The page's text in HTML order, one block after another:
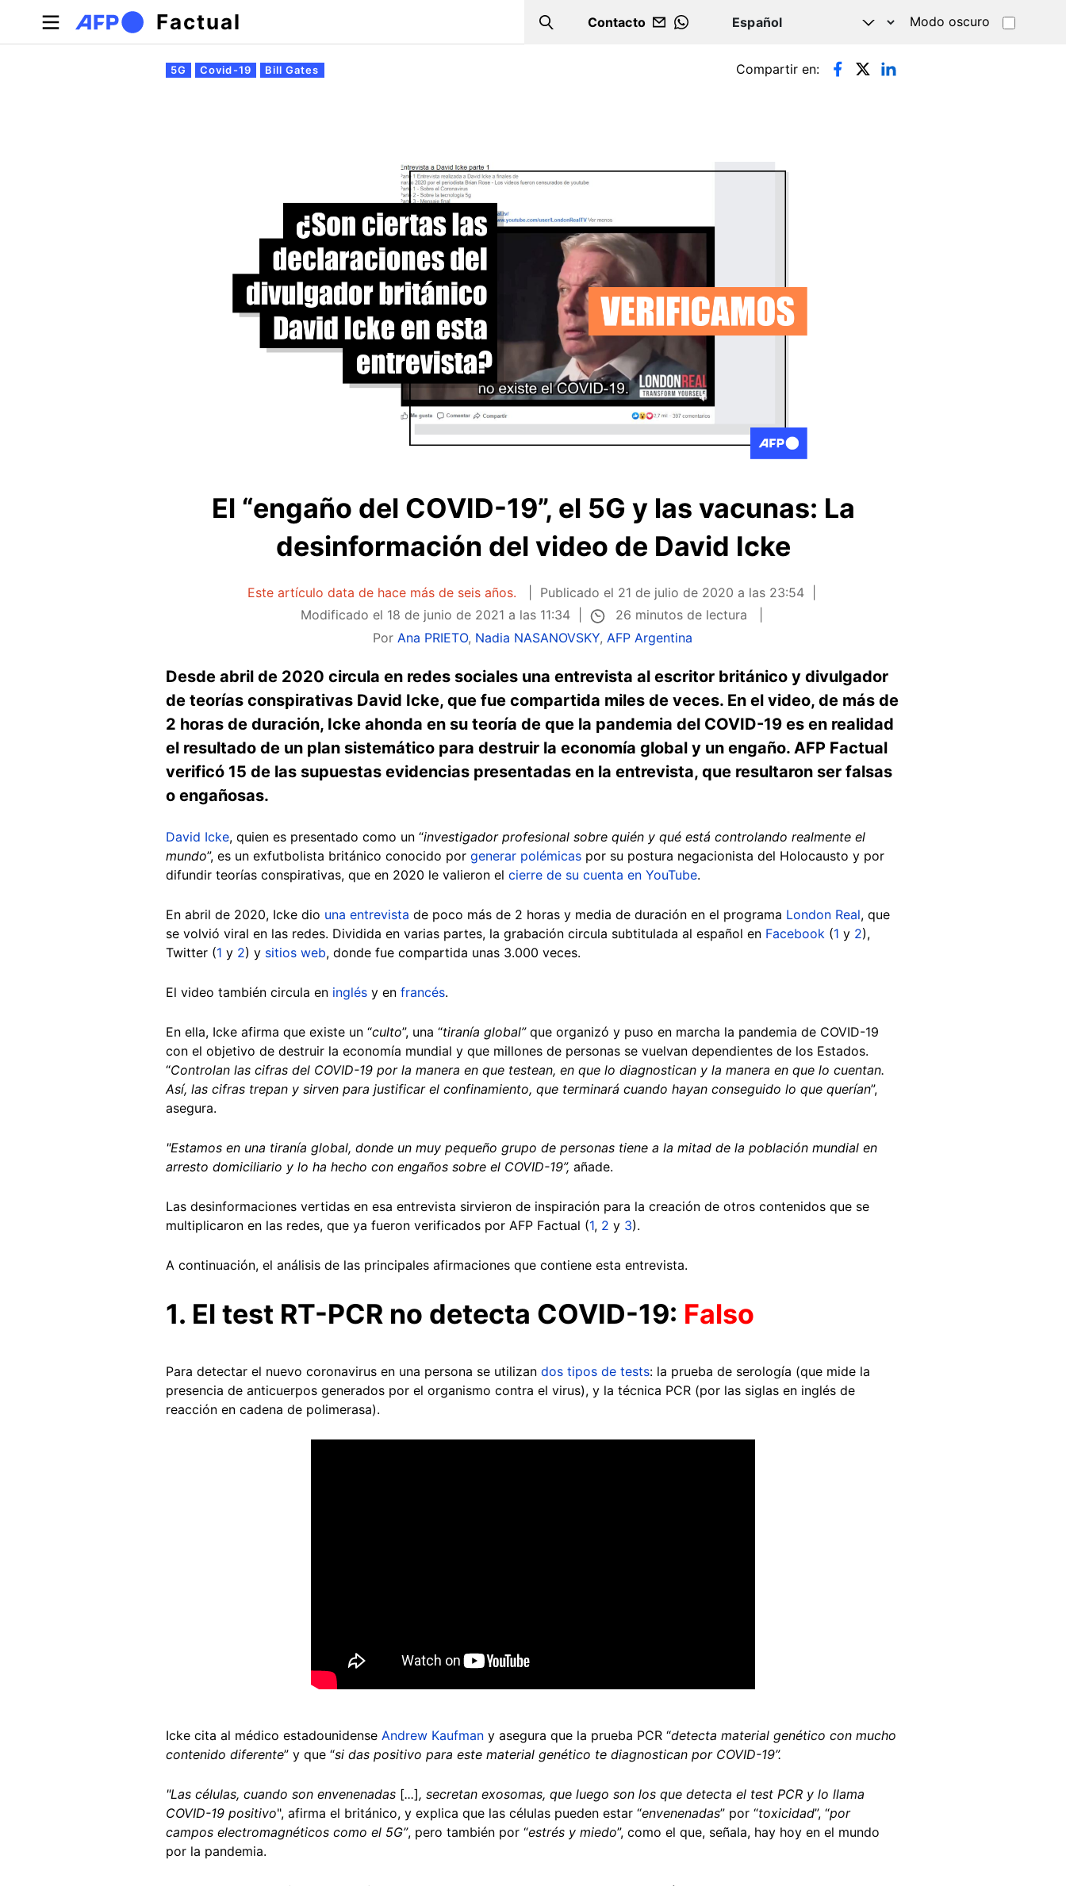
Pasar al contenido principal
Factual Search
Contacto
WHATSAPP
Modo oscuro
Solapas principales
5G Covid-19 Bill Gates Compartir en:
El “engaño del COVID-19”, el 5G y las vacunas: La
desinformación del video de David Icke
Este artículo data de hace más de seis años. Publicado el 21 de julio de 2020 a las 23:54
Modificado el 18 de junio de 2021 a las 11:34
26 minutos de lectura
Por Ana PRIETO, Nadia NASANOVSKY, AFP Argentina
Desde abril de 2020 circula en redes sociales una entrevista al escritor británico y divulgador
de teorías conspirativas David Icke, que fue compartida miles de veces. En el video, de más de
2 horas de duración, Icke ahonda en su teoría de que la pandemia del COVID-19 es en realidad
el resultado de un plan sistemático para destruir la economía global y un engaño. AFP Factual
verificó 15 de las supuestas evidencias presentadas en la entrevista, que resultaron ser falsas
o engañosas.
David Icke, quien es presentado como un “investigador profesional sobre quién y qué está controlando realmente el
mundo”, es un exfutbolista británico conocido por generar polémicas por su postura negacionista del Holocausto y por
difundir teorías conspirativas, que en 2020 le valieron el cierre de su cuenta en YouTube.
En abril de 2020, Icke dio una entrevista de poco más de 2 horas y media de duración en el programa London Real, que
se volvió viral en las redes. Dividida en varias partes, la grabación circula subtitulada al español en Facebook (1 y 2),
Twitter (1 y 2) y sitios web, donde fue compartida unas 3.000 veces.
El video también circula en inglés y en francés.
En ella, Icke afirma que existe un “culto”, una “tiranía global”que organizó y puso en marcha la pandemia de COVID-19
con el objetivo de destruir la economía mundial y que millones de personas se vuelvan dependientes de los Estados.
“Controlan las cifras del COVID-19 por la manera en que testean, en que lo diagnostican y la manera en que lo cuentan.
Así, las cifras trepan y sirven para justificar el confinamiento, que terminará cuando hayan conseguido lo que querían”,
asegura.
"Estamos en una tiranía global, donde un muy pequeño grupo de personas tiene a la mitad de la población mundial en
arresto domiciliario y lo ha hecho con engaños sobre el COVID-19”, añade.
Las desinformaciones vertidas en esa entrevista sirvieron de inspiración para la creación de otros contenidos que se
multiplicaron en las redes, que ya fueron verificados por AFP Factual (1, 2 y 3).
A continuación, el análisis de las principales afirmaciones que contiene esta entrevista.
1. El test RT-PCR no detecta COVID-19: Falso
Para detectar el nuevo coronavirus en una persona se utilizan dos tipos de tests: la prueba de serología (que mide la
presencia de anticuerpos generados por el organismo contra el virus), y la técnica PCR (por las siglas en inglés de
reacción en cadena de polimerasa).
Icke cita al médico estadounidense Andrew Kaufman y asegura que la prueba PCR “detecta material genético con mucho
contenido diferente” y que “si das positivo para este material genético te diagnostican por COVID-19”.
"Las células, cuando son envenenadas [...], secretan exosomas, que luego son los que detecta el test PCR y lo llama
COVID-19 positivo", afirma el británico, y explica que las células pueden estar “envenenadas” por “toxicidad”, “por
campos electromagnéticos como el 5G”, pero también por “estrés y miedo”, como el que, señala, hay hoy en el mundo
por la pandemia.